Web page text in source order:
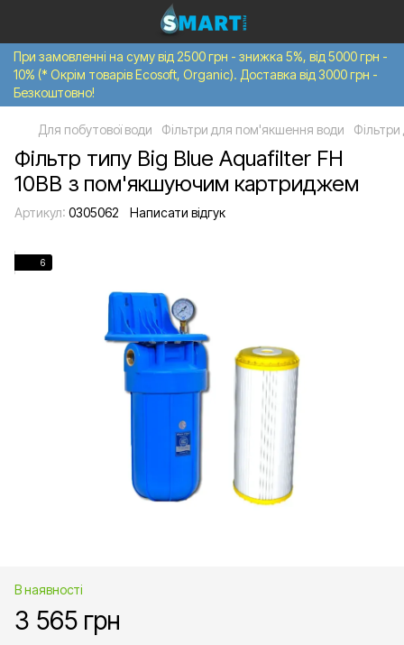
При замовленні на суму від 2500 грн - знижка 5%, від 5000 грн -
10% (* Окрім товарів Ecosoft, Organic). Доставка від 3000 грн -
Безкоштовно!
Для побутової води Фільтри для пом'якшення води
Фільтр типу Big Blue Aquafilter FH
10BB з пом'якшуючим картриджем
Артикул: 0305062 Написати відгук
6
В наявності
3 565 грн